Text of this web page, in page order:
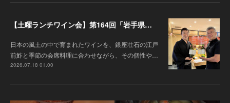
【土曜ランチワイン会】第164回「岩手県『高橋葡萄園』のワインと江戸前鮓」
日本の風土の中で育まれたワインを、銀座壮石の江戸
前鮓と季節の会席料理に合わせながら、その個性や…
2026.07.18 01:00